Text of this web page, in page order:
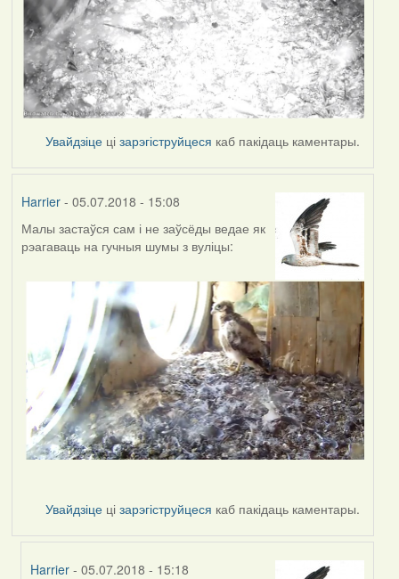
Увайдзіце цізарэгіструйцеся каб пакідаць каментары.
Harrier- 05.07.2018 - 15:08
Малы застаўся сам і не заўсёды ведае як
рэагаваць на гучныя шумы з вуліцы:
Увайдзіце цізарэгіструйцеся каб пакідаць каментары.
Harrier - 05.07.2018 - 15:18